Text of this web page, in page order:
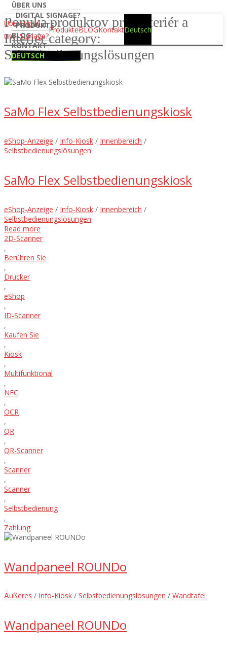
Über
uns
Digital
Signage?
ProdukteBLOGKontaktDeutsch
ÜBER UNS
DIGITAL SIGNAGE?
PRODUKTE
BLOG
KONTAKT
DEUTSCH
Ponuka produktov pre Exteriér a
Interiér category:
Selbstbedienungslösungen
SaMo Flex Selbstbedienungskiosk
eShop-Anzeige / Info-Kiosk / Innenbereich /
Selbstbedienungslösungen
SaMo Flex Selbstbedienungskiosk
eShop-Anzeige / Info-Kiosk / Innenbereich /
Selbstbedienungslösungen
Read more
2D-Scanner
,
Berühren Sie
,
Drucker
,
eShop
,
ID-Scanner
,
Kaufen Sie
,
Kiosk
,
Multifunktional
,
NFC
,
OCR
,
QR
,
QR-Scanner
,
Scanner
,
Scanner
,
Selbstbedienung
,
Zahlung
Wandpaneel ROUNDo
Äußeres / Info-Kiosk / Selbstbedienungslösungen / Wandtafel
Wandpaneel ROUNDo